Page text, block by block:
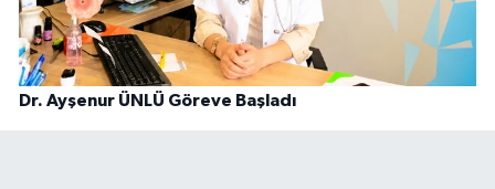
Dr. Ayşenur ÜNLÜ Göreve Başladı